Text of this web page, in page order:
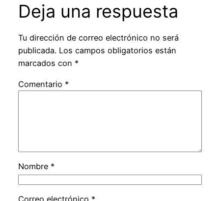
Deja una respuesta
Tu dirección de correo electrónico no será
publicada. Los campos obligatorios están
marcados con *
Comentario *
Nombre *